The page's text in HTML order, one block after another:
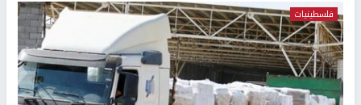
فلسطينيات